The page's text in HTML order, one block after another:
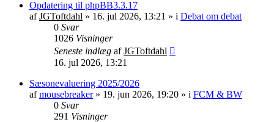
Opdatering til phpBB3.3.17
afJGToftdahl » 16. jul 2026, 13:21 » i Debat om debat
0 Svar
1026 Visninger
Seneste indlæg afJGToftdahl
16. jul 2026, 13:21
Sæsonevaluering 2025/2026
afmousebreaker» 19. jun 2026, 19:20 » i FCM & BW
0 Svar
291 Visninger